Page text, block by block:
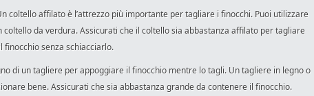
coltello affilato è l’attrezzo più importante per tagliare i finocchi. Puoi utilizzare
coltello da verdura. Assicurati che il coltello sia abbastanza affilato per tagliare
senza schiacciarlo.
di un tagliere per appoggiare il finocchio mentre lo tagli. Un tagliere in legno o
bene. Assicurati che sia abbastanza grande da contenere il finocchio.